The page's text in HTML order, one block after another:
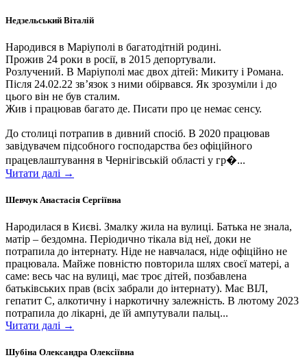
Недзельський Віталій
Народився в Маріуполі в багатодітній родині.
Прожив 24 роки в росії, в 2015 депортували.
Розлучений. В Маріуполі має двох дітей: Микиту і Романа.
Після 24.02.22 зв’язок з ними обірвався. Як зрозуміли і до
цього він не був сталим.
Жив і працював багато де. Писати про це немає сенсу.
До столиці потрапив в дивний спосіб. В 2020 працював
завідувачем підсобного господарства без офіційного
працевлаштування в Чернігівській області у гр�...
Читати далі →
Шевчук Анастасія Сергіївна
Народилася в Києві. Змалку жила на вулиці. Батька не знала,
матір – бездомна. Періодично тікала від неї, доки не
потрапила до інтернату. Ніде не навчалася, ніде офіційно не
працювала. Майже повністю повторила шлях своєї матері, а
саме: весь час на вулиці, має троє дітей, позбавлена
батьківських прав (всіх забрали до інтернату). Має ВІЛ,
гепатит С, алкотичну і наркотичну залежність. В лютому 2023
потрапила до лікарні, де їй ампутували пальц...
Читати далі →
Шубіна Олександра Олексіївна